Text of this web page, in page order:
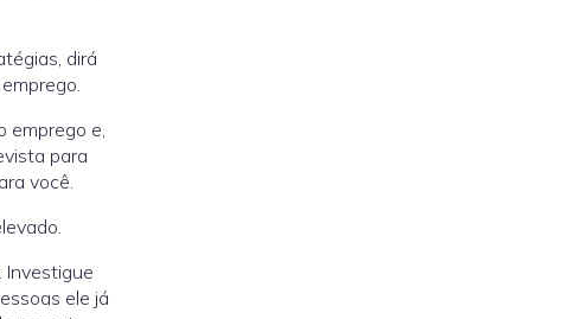
dirá
emprego e,
para
você.
Investigue
ele já